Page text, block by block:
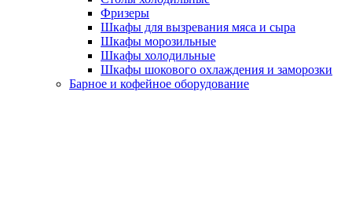
Фризеры
Шкафы для вызревания мяса и сыра
Шкафы морозильные
Шкафы холодильные
Шкафы шокового охлаждения и заморозки
Барное и кофейное оборудование